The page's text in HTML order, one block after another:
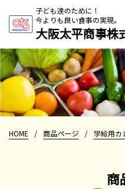
子ども達のために！
今よりも良い食事の実現。
大阪太平商事株
HOME / 商品ページ / 学給用カ
商